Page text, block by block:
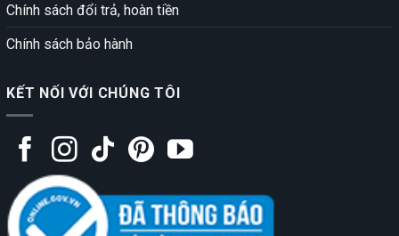
Chính sách đổi trả, hoàn tiền
Chính sách bảo hành
KẾT NỐI VỚI CHÚNG TÔI